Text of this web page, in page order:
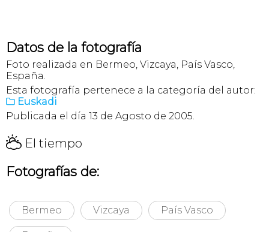
Datos de la fotografía
Foto realizada en Bermeo, Vizcaya, País Vasco,
España.
Esta fotografía pertenece a la categoría del autor:
 Euskadi
Publicada el día 13 de Agosto de 2005.
H El tiempo
Fotografías de:
Bermeo Vizcaya País Vasco